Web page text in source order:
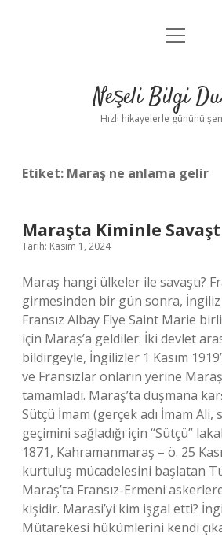
Anasayfa
Yasal Uyarı
menüyü
Neşeli Bilgi
Hızlı hikayelerle gününü
Etiket: Maraş ne anlama gelir
Maraşta Kiminle
Tarih: Kasım 1, 2024
Maraş hangi ülkeler ile savaştı?
girmesinden bir gün sonra,
Fransız Albay Flye Saint Marie
için Maraș’a geldiler. İki devlet
bildirgeyle, İngilizler 1 Kasım
ve Fransızlar onların yerine
tamamladı. Maraş’ta düşmana
Sütçü İmam (gerçek adı İmam Ali,
geçimini sağladığı için “Sütçü”
1871, Kahramanmaraş – ö. 25
kurtuluş mücadelesini başlatan
Maraş’ta Fransız-Ermeni
kişidir. Marasi’yi kim işgal etti?
Mütarekesi hükümlerini kendi